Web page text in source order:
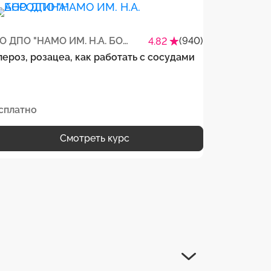
АНО ДПО "НАМО ИМ. Н.А. БОРОДИНА" 4.82
(940)
розацеа, как работать с сосудами
Смотреть курс